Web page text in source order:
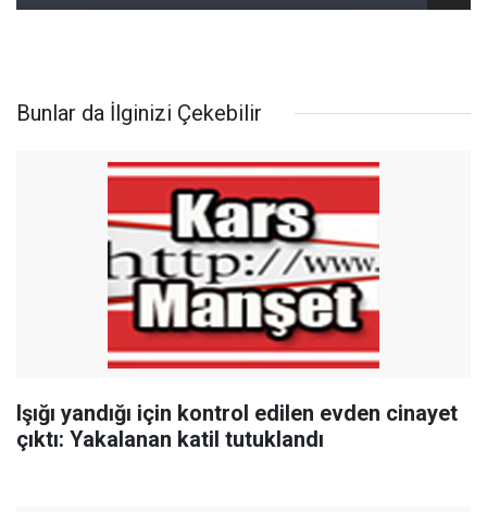
Bunlar da İlginizi Çekebilir
Işığı yandığı için kontrol edilen evden cinayet
çıktı: Yakalanan katil tutuklandı